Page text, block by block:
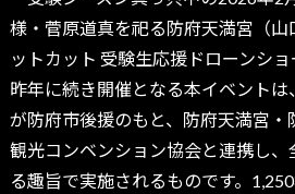
様・菅原道真を祀る防府天満宮（山
ットカット 受験生応援ドローンショ
昨年に続き開催となる本イベント
が防府市後援のもと、防府天満宮・
観光コンベンション協会と連携し
る趣旨で実施されるものです。